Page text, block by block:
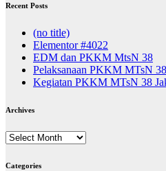
Recent Posts
(no title)
Elementor #4022
EDM dan PKKM MtsN 38
Pelaksanaan PKKM MTsN
Kegiatan PKKM MTsN 38
Archives
Archives
Categories